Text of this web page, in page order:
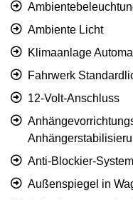
Ambiente Licht
Klimaanlage
Fahrwerk
12-Volt-Anschluss
Anti-Blockier-System
Außenspiegel in